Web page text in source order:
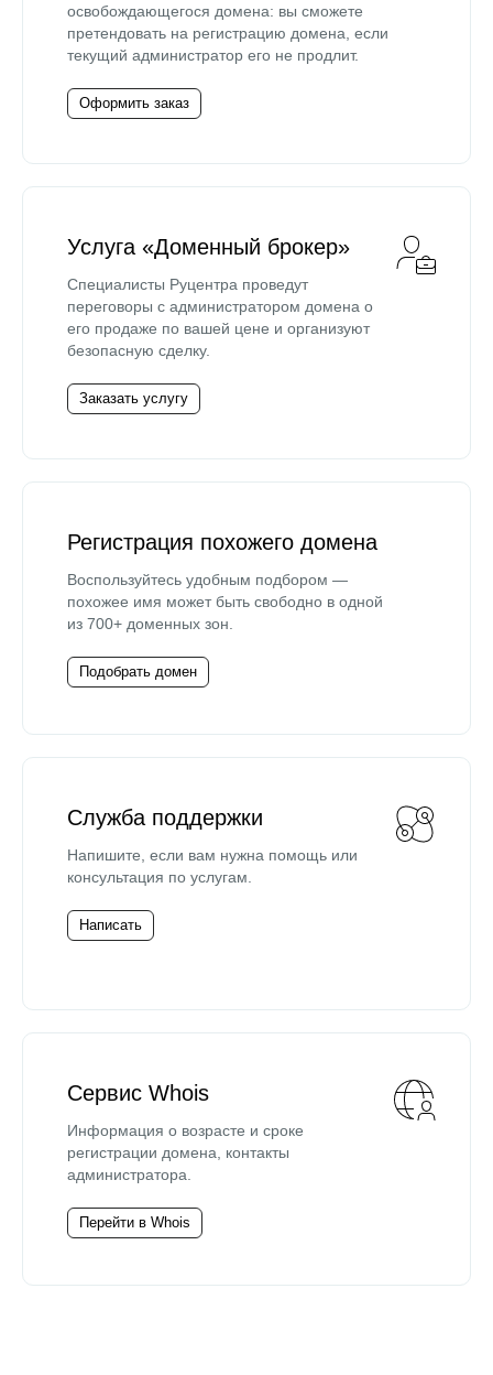
освобождающегося домена: вы сможете
претендовать на регистрацию домена, если
текущий администратор его не продлит.
Оформить заказ
Услуга «Доменный брокер»
Специалисты Руцентра проведут
переговоры с администратором домена о
его продаже по вашей цене и организуют
безопасную сделку.
Заказать услугу
Регистрация похожего домена
Воспользуйтесь удобным подбором —
похожее имя может быть свободно в одной
из 700+ доменных зон.
Подобрать домен
Служба поддержки
Напишите, если вам нужна помощь или
консультация по услугам.
Написать
Сервис Whois
Информация о возрасте и сроке
регистрации домена, контакты
администратора.
Перейти в Whois